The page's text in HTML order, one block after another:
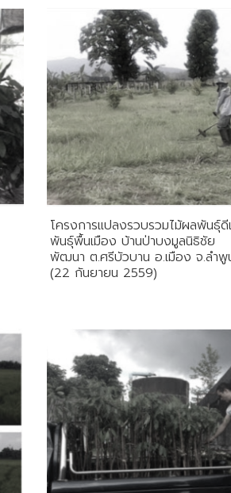
โครงการแปลงรวบรวมไม้ผลพันธุ์ดี
พันธุ์พื้นเมือง บ้านป่าบงมูลนิธิชัย
พัฒนา ต.ศรีบัวบาน อ.เมือง จ.ลำพู
(22 กันยายน 2559)